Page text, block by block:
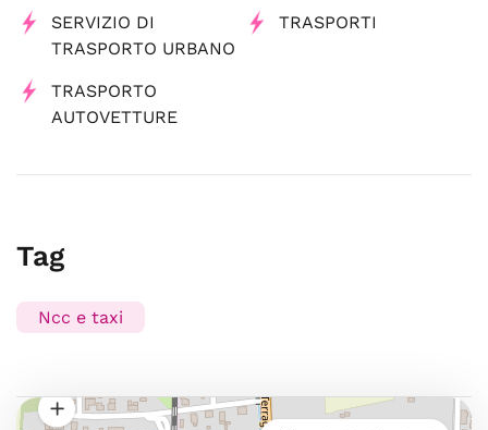
SERVIZIO DI
TRASPORTO URBANO
TRASPORTI
TRASPORTO
AUTOVETTURE
Tag
Ncc e taxi